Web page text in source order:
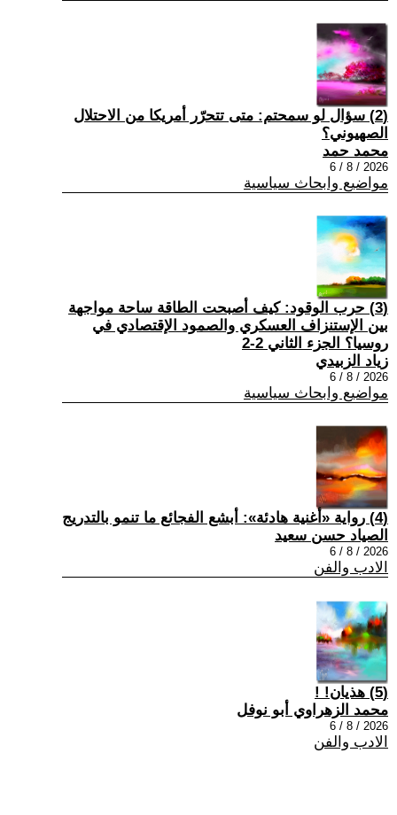
(2) سؤال لو سمحتم: متى تتحرّر أمريكا من الاحتلال
الصهيوني؟
محمد حمد
2026 / 8 / 6
مواضيع وابحاث سياسية
(3) حرب الوقود: كيف أصبحت الطاقة ساحة مواجهة
بين الإستنزاف العسكري والصمود الإقتصادي في
روسيا؟ الجزء الثاني 2-2
زياد الزبيدي
2026 / 8 / 6
مواضيع وابحاث سياسية
(4) رواية «أغنية هادئة»: أبشع الفجائع ما تنمو بالتدريج
الصياد حسن سعيد
2026 / 8 / 6
الادب والفن
(5) هذيان! !
محمد الزهراوي أبو نوفل
2026 / 8 / 6
الادب والفن